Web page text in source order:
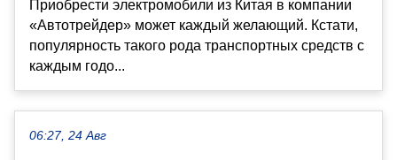
Приобрести электромобили из Китая в компании
«Автотрейдер» может каждый желающий. Кстати,
популярность такого рода транспортных средств с
каждым годо...
06:27, 24 Авг